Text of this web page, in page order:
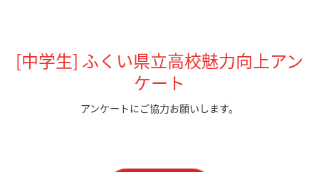
[中学生] ふくい県立高校魅力向上アン
ケート
アンケートにご協力お願いします。